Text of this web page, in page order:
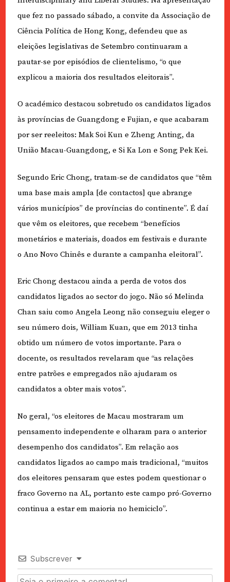
que fez no passado sábado, a convite da Associação de
Ciência Política de Hong Kong, defendeu que as
eleições legislativas de Setembro continuaram a
pautar-se por episódios de clientelismo, “o que
explicou a maioria dos resultados eleitorais”.
O académico destacou sobretudo os candidatos ligados
às províncias de Guangdong e Fujian, e que acabaram
por ser reeleitos: Mak Soi Kun e Zheng Anting, da
União Macau-Guangdong, e Si Ka Lon e Song Pek Kei.
Segundo Eric Chong, tratam-se de candidatos que “têm
uma base mais ampla [de contactos] que abrange
vários municípios” de províncias do continente”. É daí
que vêm os eleitores, que recebem “benefícios
monetários e materiais, doados em festivais e durante
o Ano Novo Chinês e durante a campanha eleitoral”.
Eric Chong destacou ainda a perda de votos dos
candidatos ligados ao sector do jogo. Não só Melinda
Chan saiu como Angela Leong não conseguiu eleger o
seu número dois, William Kuan, que em 2013 tinha
obtido um número de votos importante. Para o
docente, os resultados revelaram que “as relações
entre patrões e empregados não ajudaram os
candidatos a obter mais votos”.
No geral, “os eleitores de Macau mostraram um
pensamento independente e olharam para o anterior
desempenho dos candidatos”. Em relação aos
candidatos ligados ao campo mais tradicional, “muitos
dos eleitores pensaram que estes podem questionar o
fraco Governo na AL, portanto este campo pró-Governo
continua a estar em maioria no hemiciclo”.
Subscrever